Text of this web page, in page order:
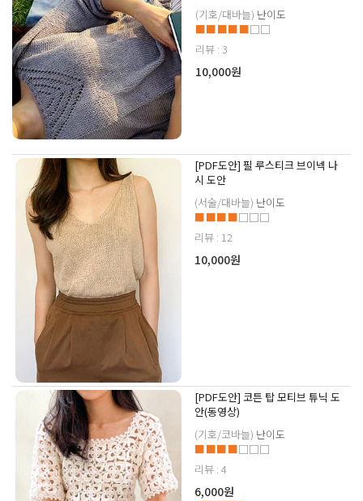
(기호/대바늘) 난이도
■■■■■□□
리뷰 : 3
10,000원
[PDF도안] 필 루스티크 브이넥 나
시 도안
(서술/대바늘) 난이도
■■■■□□□
리뷰 : 12
10,000원
[PDF도안] 코튼 탑 모티브 튜닉 도
안(동영상)
(기호/코바늘) 난이도
■■■■□□□
리뷰 : 4
6,000원